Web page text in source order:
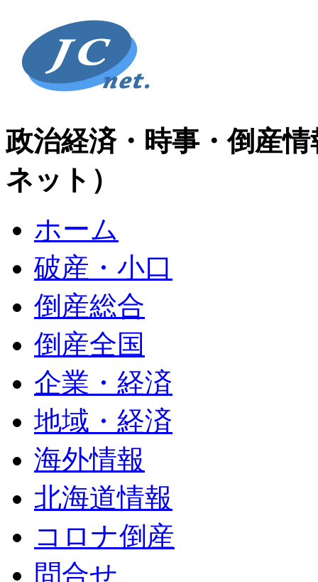
政治経済・時事・倒産
ネット）
ホーム
破産・小口
倒産総合
倒産全国
企業・経済
地域・経済
海外情報
北海道情報
コロナ倒産
問合せ